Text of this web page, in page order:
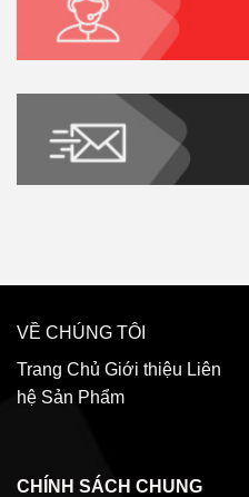
VỀ CHÚNG TÔI
Trang Chủ Giới thiệu Liên
hệ Sản Phẩm
CHÍNH SÁCH CHUNG